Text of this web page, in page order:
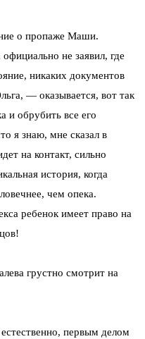
о пропаже Маши.
не заявил, где
никаких документов
— оказывается, вот так
и обрубить все его
я знаю, мне сказал в
на контакт, сильно
история, когда
чем опека.
ребенок имеет право на
грустно смотрит на
первым делом